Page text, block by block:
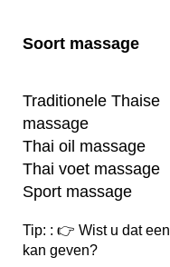
Soort massage
Traditionele Thaise
massage
Thai oil massage
Thai voet massage
Sport massage
Tip: : 👉 Wist u dat een
kan geven?